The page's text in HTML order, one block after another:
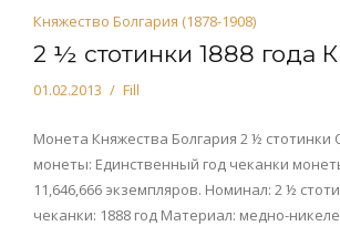
Княжество Болгария (1878-1908)
2 ½ стотинки 1888 года
01.02.2013 Fill
Монета Княжества Болгария 2 ½ стотинки
монеты: Единственный год чеканки
11,646,666 экземпляров. Номинал: 2 ½
чеканки: 1888 год Материал: медно-